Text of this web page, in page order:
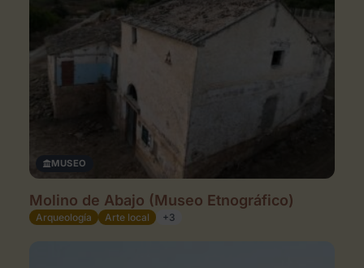
MUSEO
Molino de Abajo (Museo Etnográfico)
Arqueología Arte local +3